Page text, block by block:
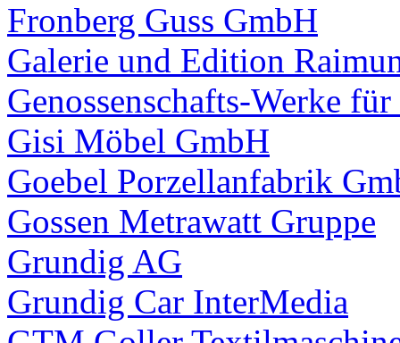
Fronberg Guss GmbH
Galerie und Edition
Genossenschafts-Werke
Gisi Möbel GmbH
Goebel Porzellanfabrik
Gossen Metrawatt Gruppe
Grundig AG
Grundig Car InterMedia